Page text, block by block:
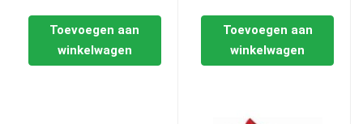
Toevoegen aan
winkelwagen
Toevoegen aan
winkelwagen